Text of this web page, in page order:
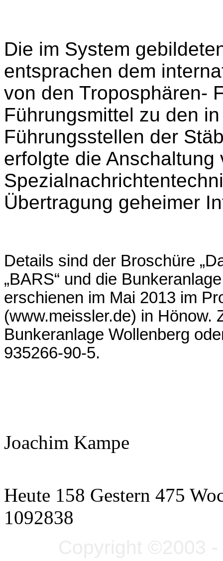
Die im System
entsprachen dem
von den Troposphären-
Führungsmittel zu den
Führungsstellen der
erfolgte die Anschaltung
Übertragung geheimer
Details sind der Broschüre
„BARS“ und die
erschienen im Mai 2013 im
(www.meissler.de) in Hönow.
Bunkeranlage Wollenberg
935266-90-5.
Joachim Kampe
Heute 158 Gestern 475
1092838